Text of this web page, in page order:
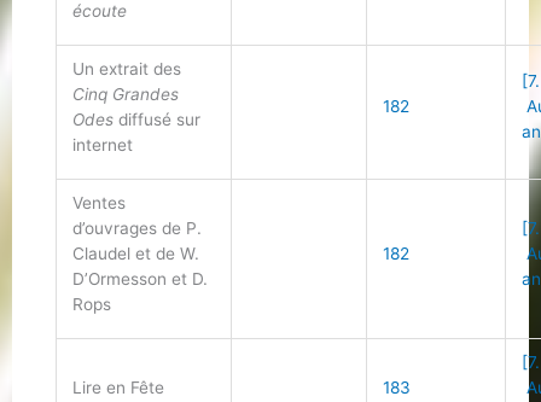
écoute
Un extrait des
Cinq Grandes
Odes diffusé sur
internet
182
Ventes
d’ouvrages de P.
Claudel et de W.
D’Ormesson et D.
Rops
182
Lire en Fête 183